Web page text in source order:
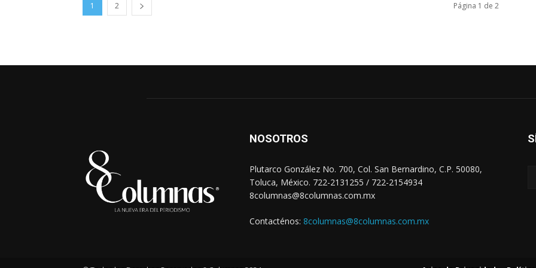
1 2 Página 1 de 2
NOSOTROS
Plutarco González No. 700, Col. San Bernardino, C.P. 50080,
Toluca, México. 722-2131255 / 722-2154934
8columnas@8columnas.com.mx
Contacténos: 8columnas@8columnas.com.mx